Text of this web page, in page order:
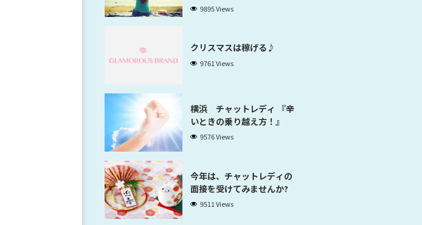
9895 Views
クリスマスは稼げる♪
9761 Views
横浜 チャットレディ 『辛
いときの乗り越え方！』
9576 Views
今年は、チャットレディの
面接を受けてみませんか?
9511 Views